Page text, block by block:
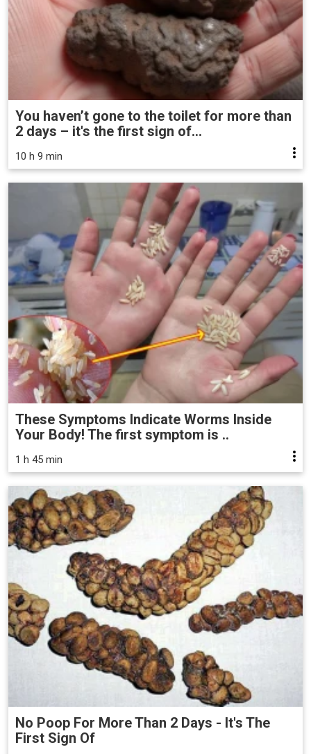
You haven’t gone to the toilet for more than
2 days – it's the first sign of...
10 h 9 min
These Symptoms Indicate Worms Inside
Your Body! The first symptom is ..
1 h 45 min
No Poop For More Than 2 Days - It's The
First Sign Of